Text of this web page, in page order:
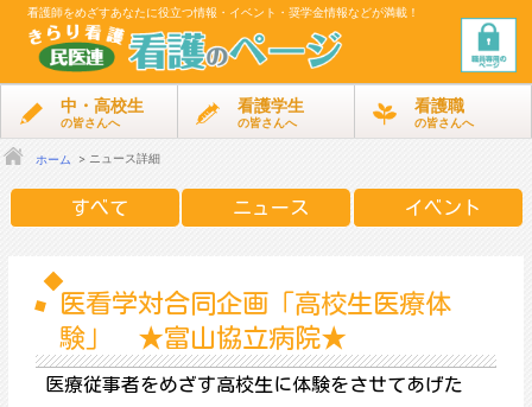
看護師をめざすあなたに役立つ情報・イベント・奨学金情報などが満載！
中・高校生
の皆さんへ
看護学生
の皆さんへ
看護職
の皆さんへ
ホーム ニュース詳細
すべて ニュース イベント
医看学対合同企画「高校生医療体
験」 ★富山協立病院★
医療従事者をめざす高校生に体験をさせてあげた